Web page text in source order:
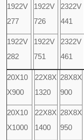
1922V
277
1922V
726
2322V
441
1922V
282
1922V
751
2322V
461
20X10
X900
22X8X
1320
28X8X
900
20X10
X1000
22X8X
1400
28X8X
950